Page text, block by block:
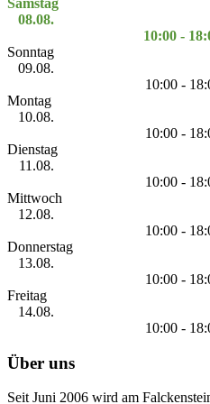
08.08.
10:00 -
Sonntag
09.08.
10:00 -
Montag
10.08.
10:00 -
Dienstag
11.08.
10:00 -
Mittwoch
12.08.
10:00 -
Donnerstag
13.08.
10:00 -
Freitag
14.08.
10:00 -
Über uns
Seit Juni 2006 wird am